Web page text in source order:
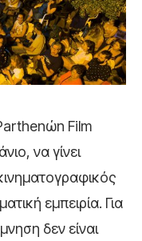
Film
να γίνει
εμπειρία. Για
δεν είναι